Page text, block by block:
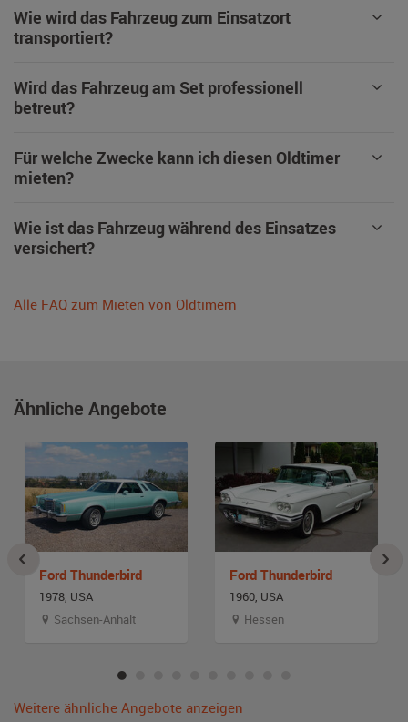
Wie wird das Fahrzeug zum Einsatzort
transportiert?
Wird das Fahrzeug am Set professionell
betreut?
Für welche Zwecke kann ich diesen Oldtimer
mieten?
Wie ist das Fahrzeug während des Einsatzes
versichert?
Alle FAQ zum Mieten von Oldtimern
Ähnliche Angebote
Ford Thunderbird
1978, USA
Sachsen-Anhalt
Ford Thunderbird
1960, USA
Hessen
Weitere ähnliche Angebote anzeigen